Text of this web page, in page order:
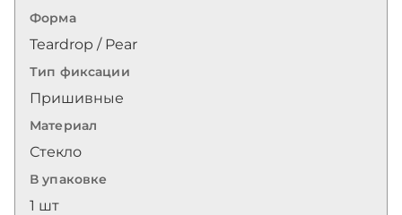
Форма
Teardrop / Pear
Тип фиксации
Пришивные
Материал
Стекло
В упаковке
1 шт